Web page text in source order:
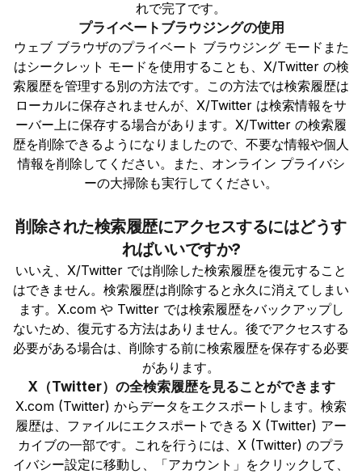
れで完了です。
プライベートブラウジングの使用
ウェブ ブラウザのプライベート ブラウジング モードまた
はシークレット モードを使用することも、X/Twitter の検
索履歴を管理する別の方法です。この方法では検索履歴は
ローカルに保存されませんが、X/Twitter は検索情報をサ
ーバー上に保存する場合があります。X/Twitter の検索履
歴を削除できるようになりましたので、不要な情報や個人
情報を削除してください。また、オンライン プライバシ
ーの大掃除も実行してください。
削除された検索履歴にアクセスするにはどうす
ればいいですか?
いいえ、X/Twitter では削除した検索履歴を復元すること
はできません。検索履歴は削除すると永久に消えてしまい
ます。X.com や Twitter では検索履歴をバックアップし
ないため、復元する方法はありません。後でアクセスする
必要がある場合は、削除する前に検索履歴を保存する必要
があります。
X（Twitter）の全検索履歴を見ることができます
X.com (Twitter) からデータをエクスポートします。検索
履歴は、ファイルにエクスポートできる X (Twitter) アー
カイブの一部です。これを行うには、X (Twitter) のプラ
イバシー設定に移動し、「アカウント」をクリックして、